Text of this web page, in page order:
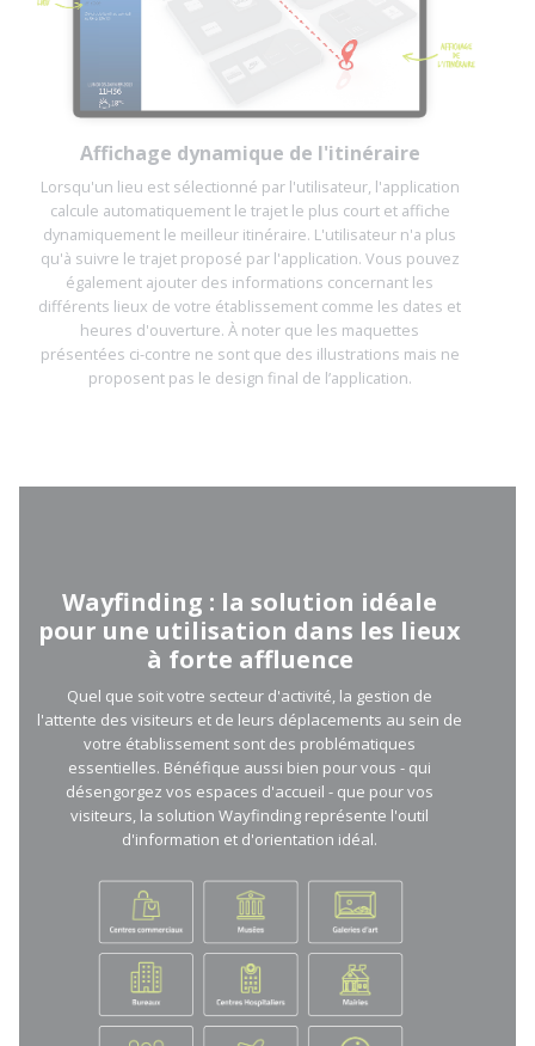
Affichage dynamique de l'itinéraire
Lorsqu'un lieu est sélectionné par l'utilisateur, l'application
calcule automatiquement le trajet le plus court et affiche
dynamiquement le meilleur itinéraire. L'utilisateur n'a plus
qu'à suivre le trajet proposé par l'application. Vous pouvez
également ajouter des informations concernant les
différents lieux de votre établissement comme les dates et
heures d'ouverture. À noter que les maquettes
présentées ci-contre ne sont que des illustrations mais ne
proposent pas le design final de l’application.
Wayfinding : la solution idéale
pour une utilisation dans les lieux
à forte affluence
Quel que soit votre secteur d'activité, la gestion de
l'attente des visiteurs et de leurs déplacements au sein de
votre établissement sont des problématiques
essentielles. Bénéfique aussi bien pour vous - qui
désengorgez vos espaces d'accueil - que pour vos
visiteurs, la solution Wayfinding représente l'outil
d'information et d'orientation idéal.